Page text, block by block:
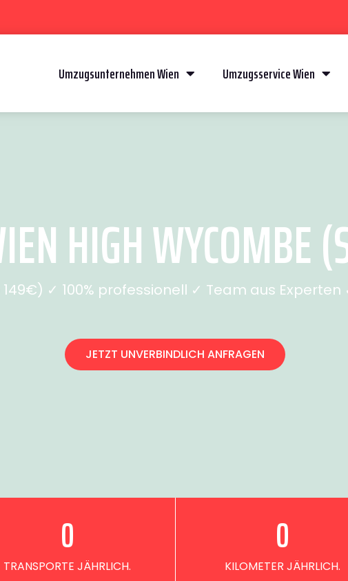
Umzugsunternehmen Wien Umzugsservice Wien
HIGH WYCOMBE
✓ 100% professionell ✓ Team aus
JETZT UNVERBINDLICH ANFRAGEN
TRANSPORTE JÄHRLICH.
0
KILOMETER JÄHRLICH.
0